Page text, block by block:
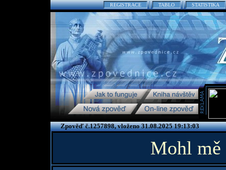
REGISTRACE TABLO STATISTIKA
Zpověď č.1257898, vloženo 31.08.2025 19:13:03
Mohl